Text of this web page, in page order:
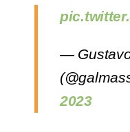
—
2023